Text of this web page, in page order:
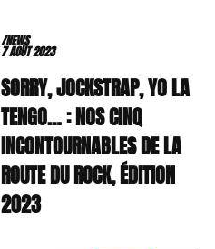
/NEWS
7 AOÛT 2023
SORRY, JOCKSTRAP, YO LA
TENGO… : NOS CINQ
INCONTOURNABLES DE LA
ROUTE DU ROCK, ÉDITION
2023